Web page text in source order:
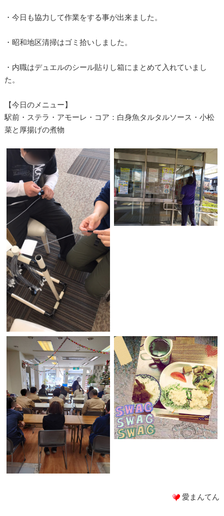
・今日も協力して作業をする事が出来ました。
・昭和地区清掃はゴミ拾いしました。
・内職はデュエルのシール貼りし箱にまとめて入れていまし
た。
【今日のメニュー】
駅前・ステラ・アモーレ・コア：白身魚タルタルソース・小松
菜と厚揚げの煮物
愛まんてん